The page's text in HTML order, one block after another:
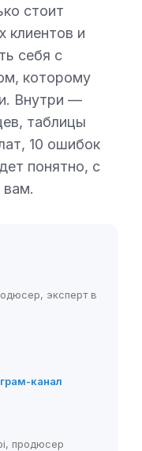
стоит
клиентов и
себя с
которому
Внутри —
таблицы
10 ошибок
понятно, с
вам.
эксперт в
канал
продюсер